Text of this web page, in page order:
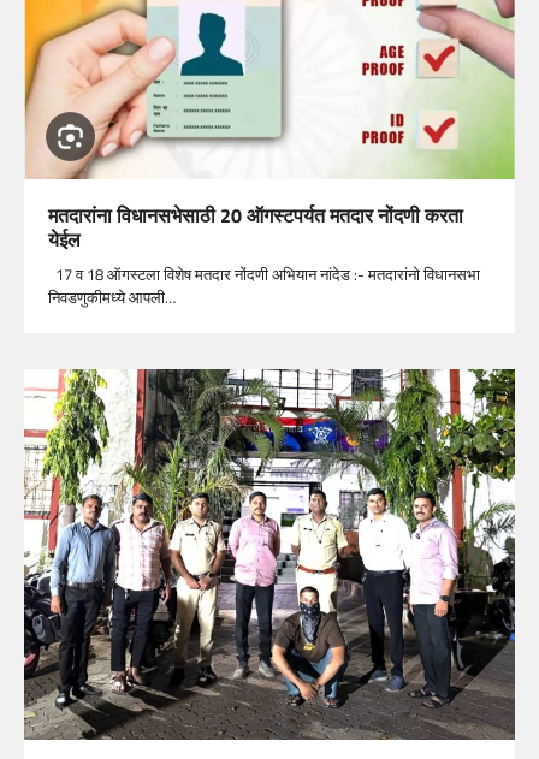
मतदारांना विधानसभेसाठी 20 ऑगस्टपर्यत मतदार नोंदणी करता
येईल
17 व 18 ऑगस्टला विशेष मतदार नोंदणी अभियान नांदेड :- मतदारांनो विधानसभा
निवडणुकीमध्ये आपली…